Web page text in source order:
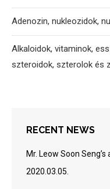
Adenozin, nukleozidok,
Alkaloidok, vitaminok,
szteroidok, szterolok és
RECENT NEWS
Mr. Leow Soon Seng’s
2020.03.05.